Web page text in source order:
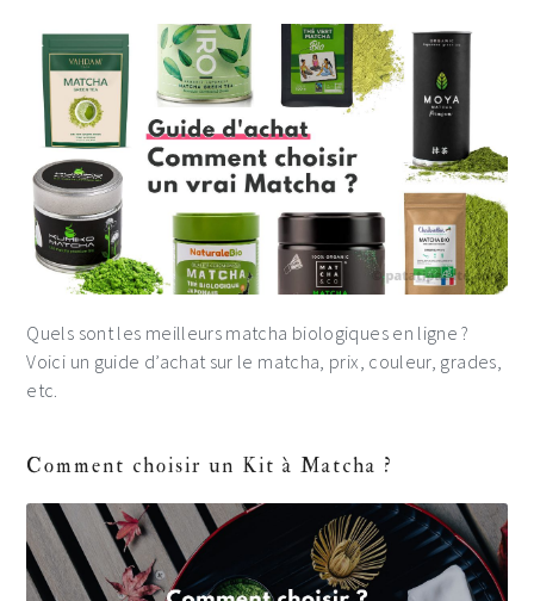
Quels sont les meilleurs matcha biologiques en ligne ?
Voici un guide d’achat sur le matcha, prix, couleur, grades,
etc.
Comment choisir un Kit à Matcha ?